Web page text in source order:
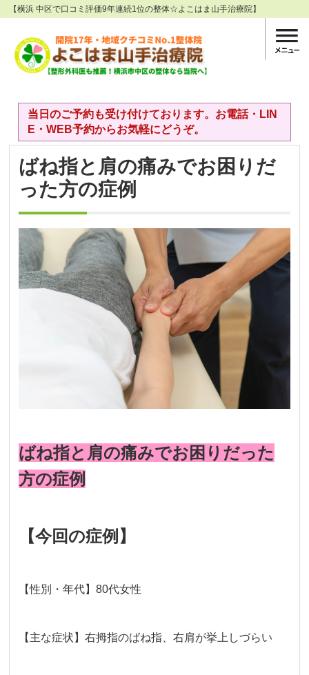
【横浜 中区で口コミ評価9年連続1位の整体☆よこはま山手治療院】
当日のご予約も受け付けております。お電話・LIN
E・WEB予約からお気軽にどうぞ。
ばね指と肩の痛みでお困りだ
った方の症例
ばね指と肩の痛みでお困りだった
方の症例
【今回の症例】
【性別・年代】80代女性
【主な症状】右拇指のばね指、右肩が挙上しづらい